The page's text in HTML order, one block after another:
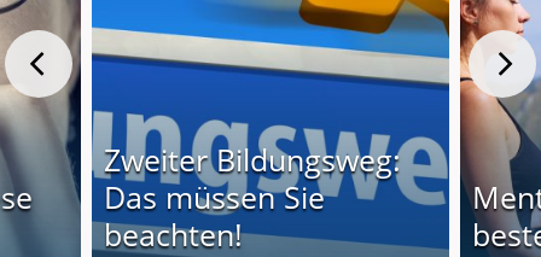
Zweiter Bildungsweg:
Das müssen Sie
beachten!